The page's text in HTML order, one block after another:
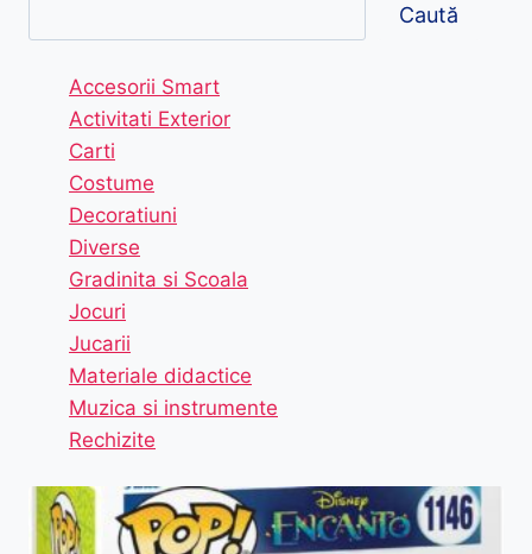
Caută
Accesorii Smart
Activitati Exterior
Carti
Costume
Decoratiuni
Diverse
Gradinita si Scoala
Jocuri
Jucarii
Materiale didactice
Muzica si instrumente
Rechizite